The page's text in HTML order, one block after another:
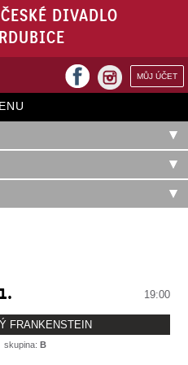
DIVADLO
MŮJ ÚČET
facebook
1. 19:00
FRANKENSTEIN
skupina:B